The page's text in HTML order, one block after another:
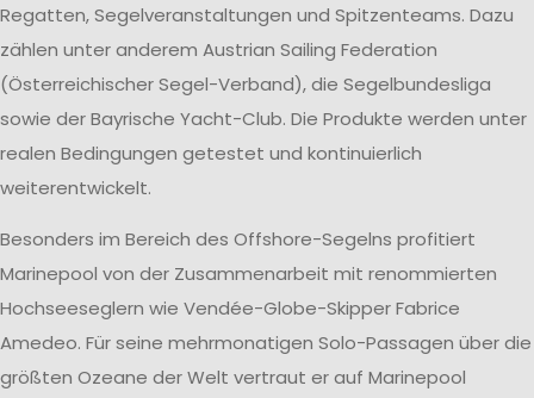
Regatten, Segelveranstaltungen und Spitzenteams. Dazu
zählen unter anderem Austrian Sailing Federation
(Österreichischer Segel-Verband), die Segelbundesliga
sowie der Bayrische Yacht-Club. Die Produkte werden unter
realen Bedingungen getestet und kontinuierlich
weiterentwickelt.
Besonders im Bereich des Offshore-Segelns profitiert
Marinepool von der Zusammenarbeit mit renommierten
Hochseeseglern wie Vendée-Globe-Skipper Fabrice
Amedeo. Für seine mehrmonatigen Solo-Passagen über die
größten Ozeane der Welt vertraut er auf Marinepool